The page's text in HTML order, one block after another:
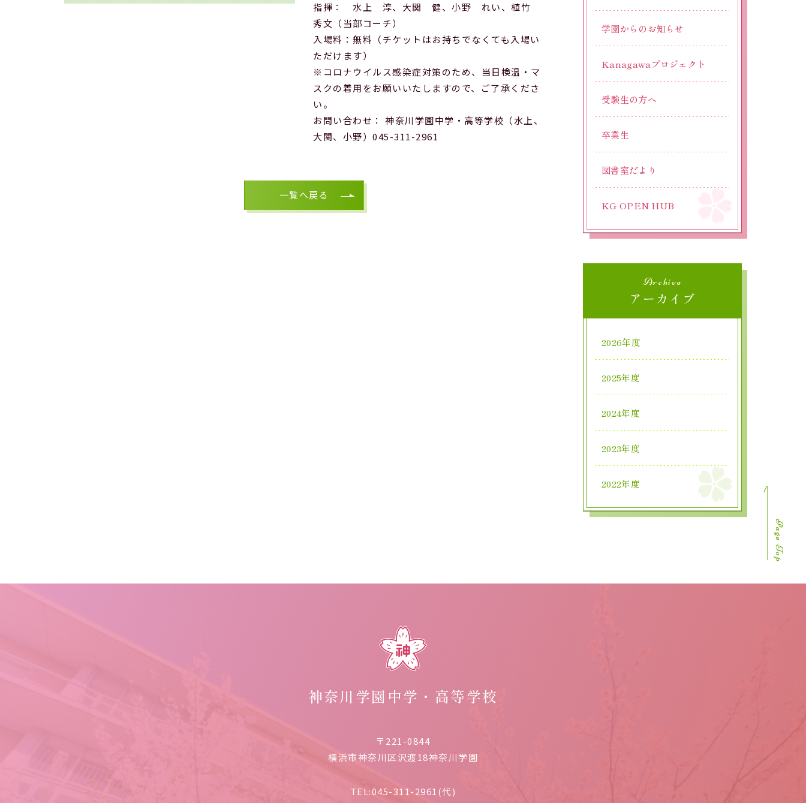
指揮： 水上 淳、大関 健、小野 れい、植竹
秀文（当部コーチ）
入場料：無料（チケットはお持ちでなくても入場い
ただけます）
※コロナウイルス感染症対策のため、当日検温・マ
スクの着用をお願いいたしますので、ご了承くださ
い。
お問い合わせ： 神奈川学園中学・高等学校（水上、
大関、小野）045-311-2961
一覧へ戻る
学園からのお知らせ
Kanagawaプロジェクト
受験生の方へ
卒業生
図書室だより
KG OPEN HUB
Archive
アーカイブ
2026年度
2025年度
2024年度
2023年度
2022年度
神奈川学園中学・高等学校
〒221-0844
横浜市神奈川区沢渡18神奈川学園
TEL:045-311-2961(代)
Page Top